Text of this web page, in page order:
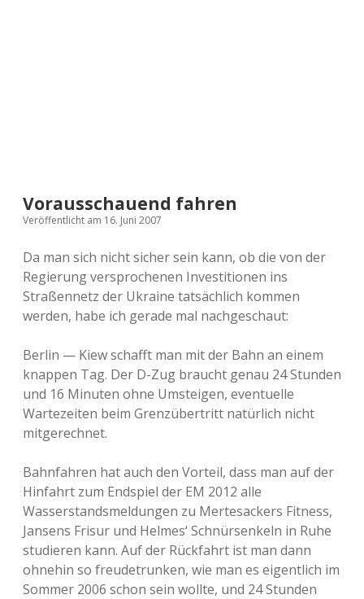
Vorausschauend fahren
Veröffentlicht am 16. Juni 2007
Da man sich nicht sicher sein kann, ob die von der
Regierung versprochenen Investitionen ins
Straßennetz der Ukraine tatsächlich kommen
werden, habe ich gerade mal nachgeschaut:
Berlin — Kiew schafft man mit der Bahn an einem
knappen Tag. Der D-Zug braucht genau 24 Stunden
und 16 Minuten ohne Umsteigen, eventuelle
Wartezeiten beim Grenzübertritt natürlich nicht
mitgerechnet.
Bahnfahren hat auch den Vorteil, dass man auf der
Hinfahrt zum Endspiel der EM 2012 alle
Wasserstandsmeldungen zu Mertesackers Fitness,
Jansens Frisur und Helmes‘ Schnürsenkeln in Ruhe
studieren kann. Auf der Rückfahrt ist man dann
ohnehin so freudetrunken, wie man es eigentlich im
Sommer 2006 schon sein wollte, und 24 Stunden